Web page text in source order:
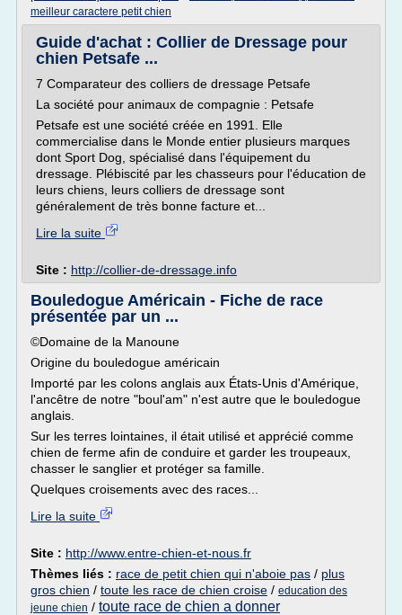
meilleur caractere petit chien
Guide d'achat : Collier de Dressage pour
chien Petsafe ...
7 Comparateur des colliers de dressage Petsafe
La société pour animaux de compagnie : Petsafe
Petsafe est une société créée en 1991. Elle
commercialise dans le Monde entier plusieurs marques
dont Sport Dog, spécialisé dans l'équipement du
dressage. Plébiscité par les chasseurs pour l'éducation de
leurs chiens, leurs colliers de dressage sont
généralement de très bonne facture et...
Lire la suite
Site : http://collier-de-dressage.info
Bouledogue Américain - Fiche de race
présentée par un ...
©Domaine de la Manoune
Origine du bouledogue américain
Importé par les colons anglais aux États-Unis d'Amérique,
l'ancêtre de notre "boul'am" n'est autre que le bouledogue
anglais.
Sur les terres lointaines, il était utilisé et apprécié comme
chien de ferme afin de conduire et garder les troupeaux,
chasser le sanglier et protéger sa famille.
Quelques croisements avec des races...
Lire la suite
Site : http://www.entre-chien-et-nous.fr
Thèmes liés : race de petit chien qui n'aboie pas / plus
gros chien / toute les race de chien croise / education des
jeune chien / toute race de chien a donner